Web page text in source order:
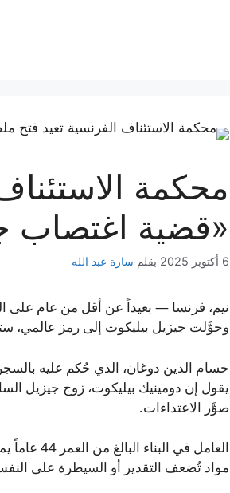
محكمة
«قضية اغتصاب
6 أكتوبر 2025 بقلم سارة عبد الله
نيم، فرنسا — بعيداً عن أقل من عام على
وحوَّلت جيزيل بيليكوت إلى رمز عالمي،
حسام الدين دوغان، الذي حُكم عليه
يقول إن دومينيك بيليكوت، زوج جيزيل
صوَّر الاعتداءات.
العامل
مواد تُضعف التقدير أو السيطرة على النفس،